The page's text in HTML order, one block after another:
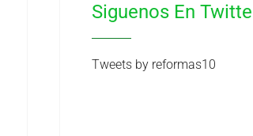
Siguenos En
Tweets by reformas10